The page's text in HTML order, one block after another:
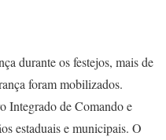
durante os festejos, mais de
foram mobilizados.
Integrado de Comando e
estaduais e municipais. O